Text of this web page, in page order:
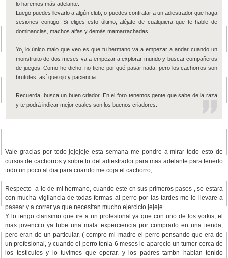
lo haremos más adelante.
Luego puedes llevarlo a algún club, o puedes contratar a un adiestrador que haga
sesiones contigo. Si eliges esto último, aléjate de cualquiera que te hable de
dominancias, machos alfas y demás mamarrachadas.
Yo, lo único malo que veo es que tu hermano va a empezar a andar cuando un
monstruito de dos meses va a empezar a explorar mundo y buscar compañeros
de juegos. Como he dicho, no tiene por qué pasar nada, pero los cachorros son
brutotes, así que ojo y paciencia.
Recuerda, busca un buen criador. En el foro tenemos gente que sabe de la raza
y te podrá indicar mejor cuales son los buenos criadores.
Vale gracias por todo jejejeje esta semana me pondre a mirar todo esto de
cursos de cachorros y sobre lo del adiestrador para mas adelante para tenerlo
todo un poco al dia para cuando me coja el cachorro,
Respecto a lo de mi hermano, cuando este cn sus primeros pasos , se estara
con mucha vigilancia de todas formas al perro por las tardes me lo llevare a
pasear y a correr ya que necesitan mucho ejercicio jejeje
Y lo tengo clarisimo que ire a un profesional ya que con uno de los yorkis, el
mas jovencito ya tube una mala experciencia por comprarlo en una tienda,
pero eran de un particular, ( compro mi madre el perro pensando que era de
un profesional, y cuando el perro tenia 6 meses le aparecio un tumor cerca de
los testiculos y lo tuvimos que operar, y los padres tambn habian tenido